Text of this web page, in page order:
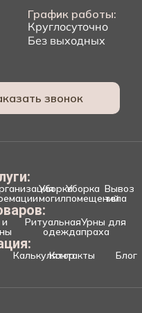
График работы:
Круглосуточно
Без выходных
звонок
Уборка
могил
Уборка
помещений
Вывоз
тела
Ритуальная
одежда
Урны для
праха
Калькулятор
Контакты Блог